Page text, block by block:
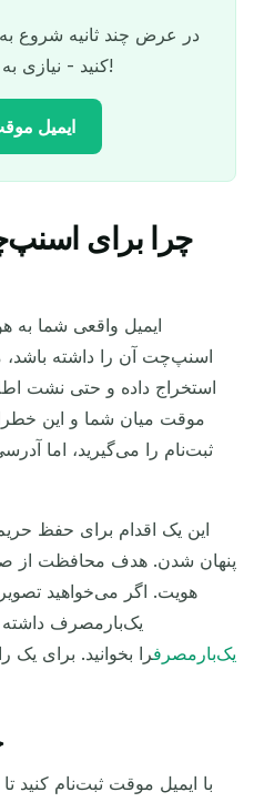
در عرض چند ثانیه شروع
کنید - نیازی به ثبت‌نام نیست!
ایمیل
آدرس ایمیل موقت شما:
به‌روزرسانی
چرا برای
ایمیل واقعی شما به
اسنپ‌چت آن را داشته باشد،
استخراج داده و حتی نشت
موقت میان شما و این
ثبت‌نام را می‌گیرید، اما
این یک اقدام برای حفظ
پنهان شدن. هدف محافظت از
هویت. اگر می‌خواهید
یک‌بارمصرف داشته
یک‌بارمصرفرا بخوانید. برای یک
با ایمیل موقت ثبت‌نام کنید